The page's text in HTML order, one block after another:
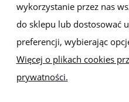
wykorzystanie przez nas
do sklepu lub dostosować
preferencji, wybierając
Więcej o plikach cookies
prywatności.